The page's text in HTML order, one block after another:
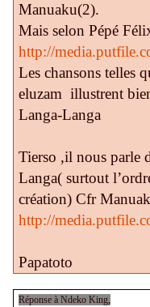
Manuaku(2).
Mais selon Pépé
http://
Les chansons telles
eluzam illustrent
Langa-Langa
Tierso ,il nous parle
Langa( surtout
création) Cfr
http://
Papatoto
Réponse à Ndeko King,